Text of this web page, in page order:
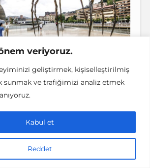
veriyoruz.
geliştirmek, kişiselleştirilmiş
sunmak ve trafiğimizi analiz etmek
Reddet
Kabul et
| Fotoğraf: Getty Images/Karl
Thomas
öfke, korku ve acı dolu
kavramlarını halka
Tasarladığı Maman
arasında bir istisna